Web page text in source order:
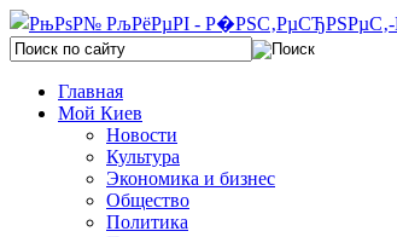
Главная
Мой Киев
Новости
Культура
Экономика и бизнес
Общество
Политика